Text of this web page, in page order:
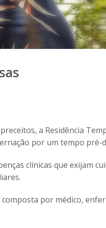
a Residência
por um tempo pré-
clínicas que exijam
por médico,